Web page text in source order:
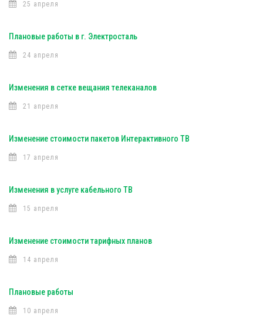
25 апреля
Плановые работы в г. Электросталь
24 апреля
Изменения в сетке вещания телеканалов
21 апреля
Изменение стоимости пакетов Интерактивного ТВ
17 апреля
Изменения в услуге кабельного ТВ
15 апреля
Изменение стоимости тарифных планов
14 апреля
Плановые работы
10 апреля